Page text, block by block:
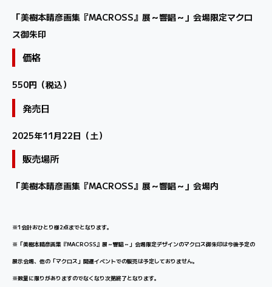
「美樹本晴彦画集『MACROSS』展～響唱～」会場限定マクロ
ス御朱印
価格
550円（税込）
発売日
2025年11月22日（土）
販売場所
「美樹本晴彦画集『MACROSS』展～響唱～」会場内
※1会計おひとり様2点までとなります。
※「美樹本晴彦画集『MACROSS』展～響唱～」会場限定デザインのマクロス御朱印は今後予定の
展示会場、他の「マクロス」関連イベントでの販売は予定しておりません。
※数量に限りがありますのでなくなり次第終了となります。